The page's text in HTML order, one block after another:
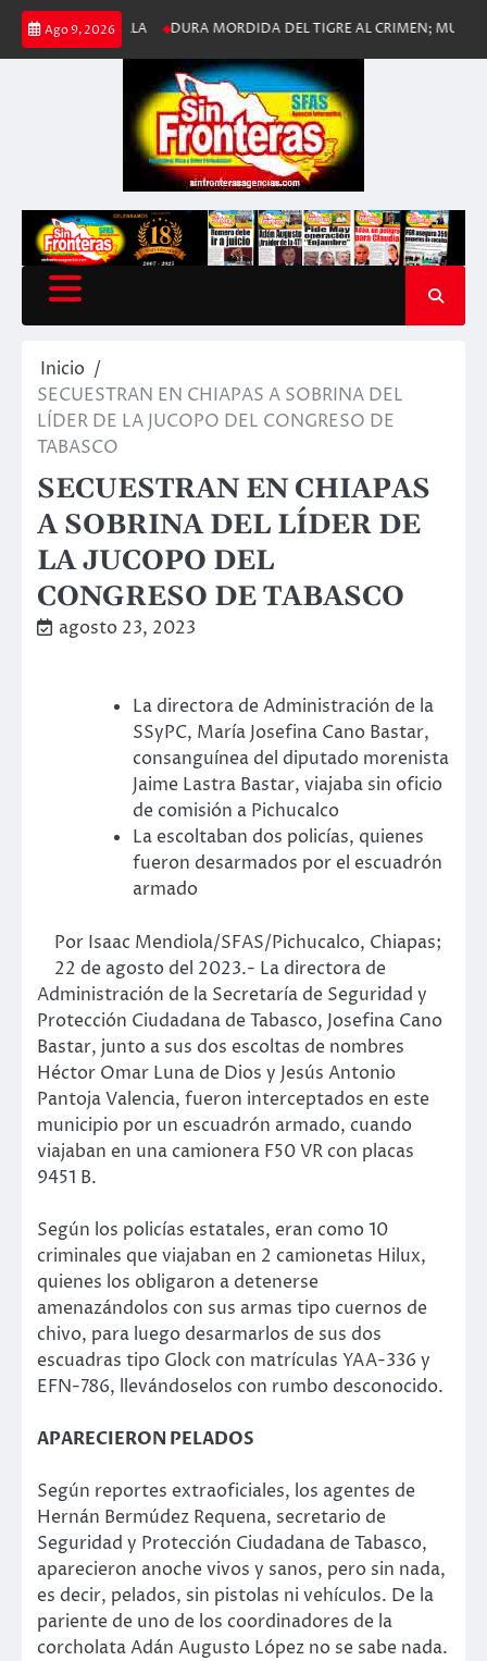
Saltar
contenido
Ago 9, 2026DURA MORDIDA DEL TIGRE AL CRIMEN; MUERE ALEXIS
Inicio
SECUESTRAN EN CHIAPAS A SOBRINA DEL
LÍDER DE LA JUCOPO DEL CONGRESO DE
TABASCO
SECUESTRAN EN CHIAPAS
A SOBRINA DEL LÍDER DE
LA JUCOPO DEL
CONGRESO DE TABASCO
agosto 23, 2023
La directora de Administración de la
SSyPC, María Josefina Cano Bastar,
consanguínea del diputado morenista
Jaime Lastra Bastar, viajaba sin oficio
de comisión a Pichucalco
La escoltaban dos policías, quienes
fueron desarmados por el escuadrón
armado
Por Isaac Mendiola/SFAS/Pichucalco, Chiapas;
22 de agosto del 2023.- La directora de
Administración de la Secretaría de Seguridad y
Protección Ciudadana de Tabasco, Josefina Cano
Bastar, junto a sus dos escoltas de nombres
Héctor Omar Luna de Dios y Jesús Antonio
Pantoja Valencia, fueron interceptados en este
municipio por un escuadrón armado, cuando
viajaban en una camionera F50 VR con placas
9451 B.
Según los policías estatales, eran como 10
criminales que viajaban en 2 camionetas Hilux,
quienes los obligaron a detenerse
amenazándolos con sus armas tipo cuernos de
chivo, para luego desarmarlos de sus dos
escuadras tipo Glock con matrículas YAA-336 y
EFN-786, llevándoselos con rumbo desconocido.
APARECIERON PELADOS
Según reportes extraoficiales, los agentes de
Hernán Bermúdez Requena, secretario de
Seguridad y Protección Ciudadana de Tabasco,
aparecieron anoche vivos y sanos, pero sin nada,
es decir, pelados, sin pistolas ni vehículos. De la
pariente de uno de los coordinadores de la
corcholata Adán Augusto López no se sabe nada.